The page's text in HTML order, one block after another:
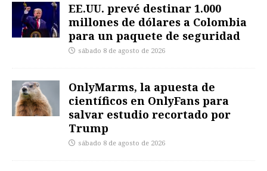
EE.UU. prevé destinar 1.000
millones de dólares a Colombia
para un paquete de seguridad
sábado 8 de agosto de 2026
OnlyMarms, la apuesta de
científicos en OnlyFans para
salvar estudio recortado por
Trump
sábado 8 de agosto de 2026